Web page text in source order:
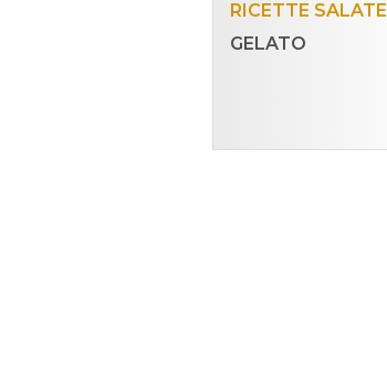
RICETTE SALATE
GELATO